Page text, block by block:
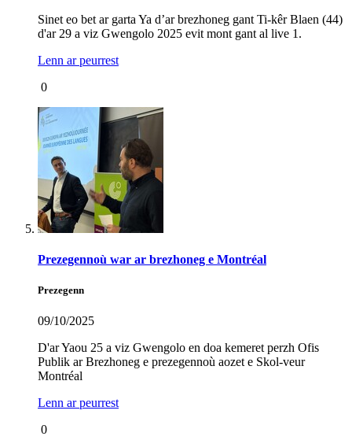
Sinet eo bet ar garta Ya d’ar brezhoneg gant Ti-kêr Blaen (44)
d'ar 29 a viz Gwengolo 2025 evit mont gant al live 1.
Lenn ar peurrest
0
Prezegennoù war ar brezhoneg e Montréal
Prezegenn
09/10/2025
D'ar Yaou 25 a viz Gwengolo en doa kemeret perzh Ofis
Publik ar Brezhoneg e prezegennoù aozet e Skol-veur
Montréal
Lenn ar peurrest
0